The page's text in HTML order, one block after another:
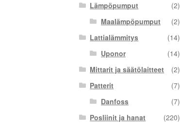
Lämpöpumput
(2)
Maalämpöpumput
(2)
Lattialämmitys
(14)
Uponor
(14)
Mittarit ja säätölaitteet
(2)
Patterit
(7)
Danfoss
(7)
Posliinit ja hanat
(220)